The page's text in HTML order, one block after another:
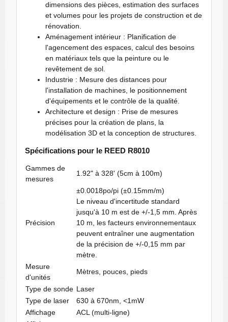
dimensions des pièces, estimation des surfaces
et volumes pour les projets de construction et de
rénovation.
Aménagement intérieur : Planification de
l'agencement des espaces, calcul des besoins
en matériaux tels que la peinture ou le
revêtement de sol.
Industrie : Mesure des distances pour
l'installation de machines, le positionnement
d'équipements et le contrôle de la qualité.
Architecture et design : Prise de mesures
précises pour la création de plans, la
modélisation 3D et la conception de structures.
Spécifications pour le REED R8010
Gammes de
mesures
1.92" à 328' (5cm à 100m)
Précision
±0.0018po/pi (±0.15mm/m)
Le niveau d'incertitude standard
jusqu'à 10 m est de +/-1,5 mm. Après
10 m, les facteurs environnementaux
peuvent entraîner une augmentation
de la précision de +/-0,15 mm par
mètre.
Mesure
d'unités
Mètres, pouces, pieds
Type de sonde Laser
Type de laser
630 à 670nm, <1mW
Affichage
ACL (multi-ligne)